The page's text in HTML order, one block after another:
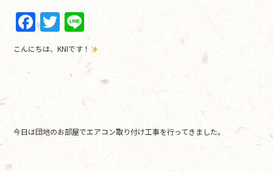
F
a
c
b
o
T
w
itt
er
n
e
こんにちは、KNIです！
今日は団地のお部屋でエアコン取り付け工事を行ってきました。